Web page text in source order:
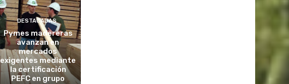
DESTACADAS
Pymes madereras
avanzan en
mercados
exigentes mediante
la certificación
PEFC en grupo